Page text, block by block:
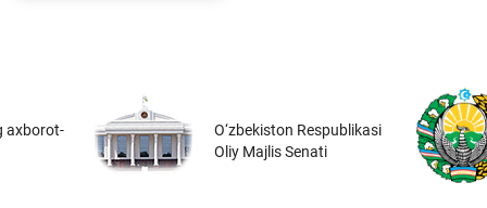
axborot-
O‘zbekiston Respublikasi
Oliy Majlis Senati